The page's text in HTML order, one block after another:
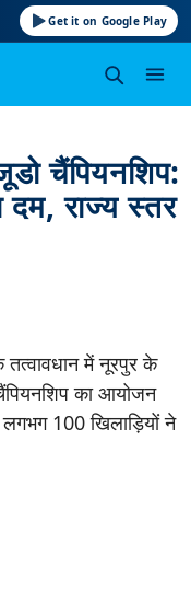
Get it on Google Play
चैंपियनशिप:
दम, राज्य स्तर
में नूरपुर के
का आयोजन
लगभग 100 खिलाड़ियों ने